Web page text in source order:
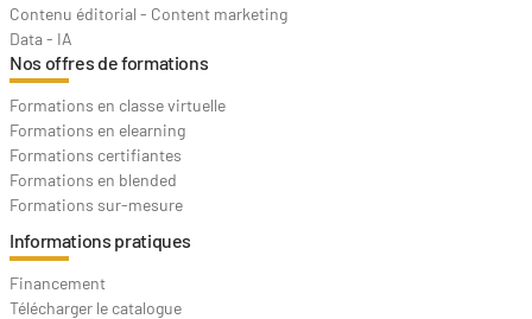
Contenu éditorial - Content marketing
Data - IA
Nos offres de formations
Formations en classe virtuelle
Formations en elearning
Formations certifiantes
Formations en blended
Formations sur-mesure
Informations pratiques
Financement
Télécharger le catalogue